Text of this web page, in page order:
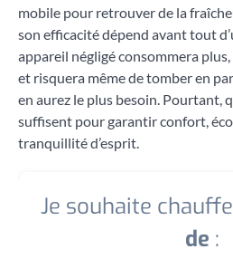
mobile pour retrouver de la
son efficacité dépend avant tout
appareil négligé consommera
et risquera même de tomber en
en aurez le plus besoin. Pourtant,
suffisent pour garantir confort,
tranquillité d’esprit.
Je souhaite
de :